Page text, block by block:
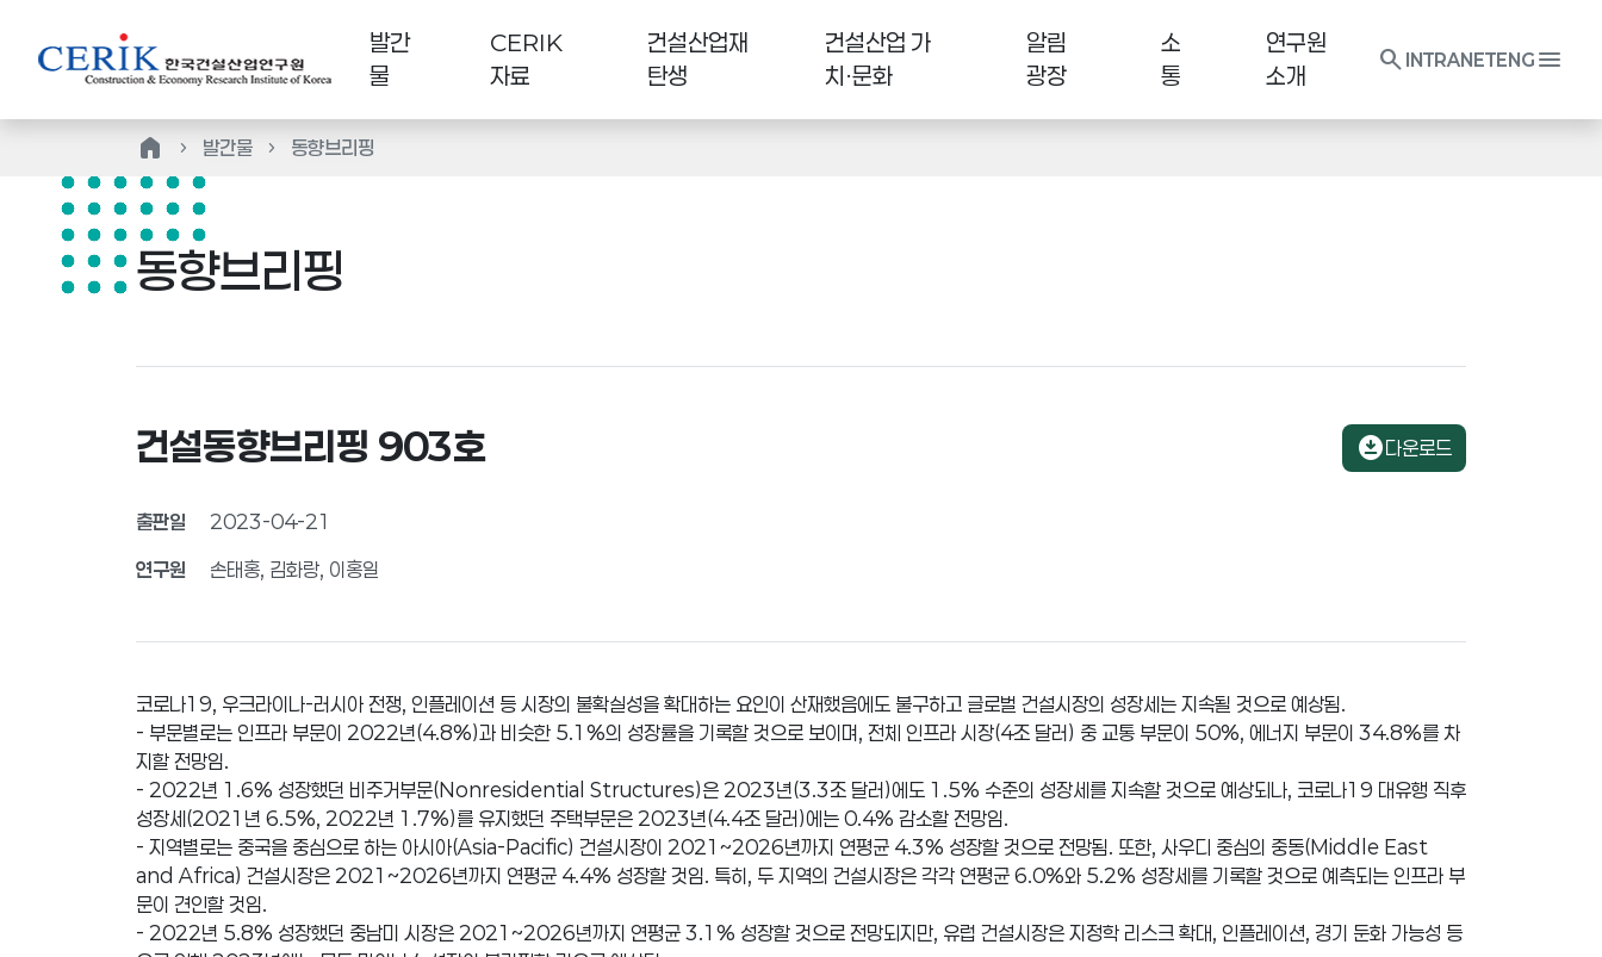
발간
물
CERIK
자료
건설산업재
탄생
건설산업 가
치·문화
알림
광장
소
통
연구원
소개
search INTRANETENG menu
home 발간물 동향브리핑
동향브리핑
건설동향브리핑 903호
출판일 2023-04-21
연구원 손태홍, 김화랑, 이홍일
download_for_offline다운로드
코로나19, 우크라이나-러시아 전쟁, 인플레이션 등 시장의 불확실성을 확대하는 요인이 산재했음에도 불구하고 글로벌 건설시장의 성장세는 지속될 것으로 예상됨.
- 부문별로는 인프라 부문이 2022년(4.8%)과 비슷한 5.1%의 성장률을 기록할 것으로 보이며, 전체 인프라 시장(4조 달러) 중 교통 부문이 50%, 에너지 부문이 34.8%를 차
지할 전망임.
- 2022년 1.6% 성장했던 비주거부문(Nonresidential Structures)은 2023년(3.3조 달러)에도 1.5% 수준의 성장세를 지속할 것으로 예상되나, 코로나19 대유행 직후
성장세(2021년 6.5%, 2022년 1.7%)를 유지했던 주택부문은 2023년(4.4조 달러)에는 0.4% 감소할 전망임.
- 지역별로는 중국을 중심으로 하는 아시아(Asia-Pacific) 건설시장이 2021~2026년까지 연평균 4.3% 성장할 것으로 전망됨. 또한, 사우디 중심의 중동(Middle East
and Africa) 건설시장은 2021~2026년까지 연평균 4.4% 성장할 것임. 특히, 두 지역의 건설시장은 각각 연평균 6.0%와 5.2% 성장세를 기록할 것으로 예측되는 인프라 부
문이 견인할 것임.
- 2022년 5.8% 성장했던 중남미 시장은 2021~2026년까지 연평균 3.1% 성장할 것으로 전망되지만, 유럽 건설시장은 지정학 리스크 확대, 인플레이션, 경기 둔화 가능성 등